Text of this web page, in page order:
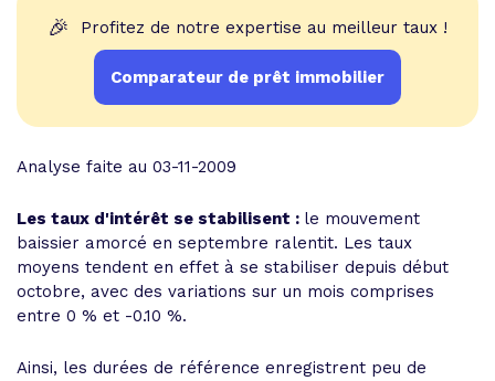
🎉 Profitez de notre expertise au meilleur taux !
Comparateur de prêt immobilier
Analyse faite au 03-11-2009
Les taux d'intérêt se stabilisent : le mouvement
baissier amorcé en septembre ralentit. Les taux
moyens tendent en effet à se stabiliser depuis début
octobre, avec des variations sur un mois comprises
entre 0 % et -0.10 %.
Ainsi, les durées de référence enregistrent peu de